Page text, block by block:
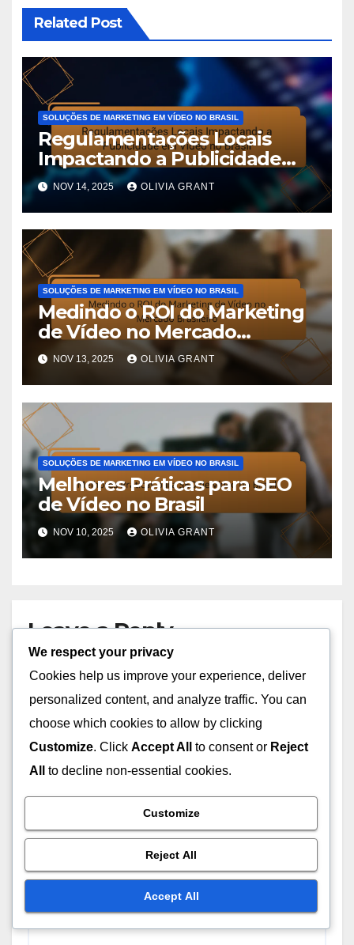
Related Post
SOLUÇÕES DE MARKETING EM VÍDEO NO BRASIL
Regulamentações Locais
Impactando a Publicidade
em Vídeo no Brasil
NOV 14, 2025 OLIVIA GRANT
SOLUÇÕES DE MARKETING EM VÍDEO NO BRASIL
Medindo o ROI do Marketing
de Vídeo no Mercado
Brasileiro
NOV 13, 2025 OLIVIA GRANT
SOLUÇÕES DE MARKETING EM VÍDEO NO BRASIL
Melhores Práticas para SEO
de Vídeo no Brasil
NOV 10, 2025 OLIVIA GRANT
Leave a Reply
Your email address will not be published.
Required
fields are marked*
Comment*
We respect your privacy
Cookies help us improve your experience, deliver
personalized content, and analyze traffic. You can
choose which cookies to allow by clicking
Customize. Click Accept All to consent or Reject
All
to decline non-essential cookies.
Customize
Reject All
Accept All